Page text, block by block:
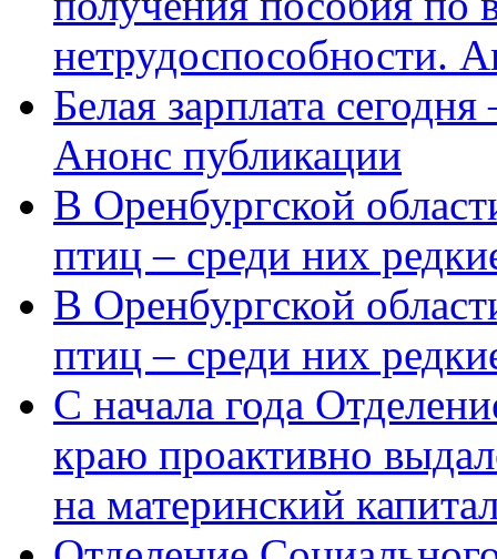
нетрудоспособности.
Белая зарплата
Анонс публикации
В Оренбургской
птиц – среди них
В Оренбургской
птиц – среди них
С начала года
краю проактивно
на материнский